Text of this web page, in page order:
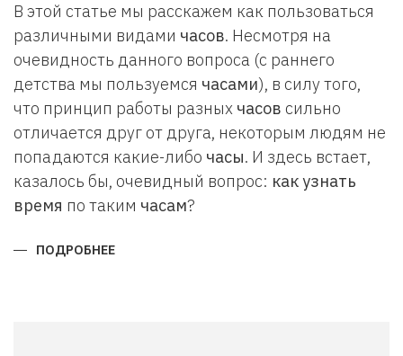
В этой статье мы расскажем как пользоваться
различными видами часов. Несмотря на
очевидность данного вопроса (с раннего
детства мы пользуемся часами), в силу того,
что принцип работы разных часов сильно
отличается друг от друга, некоторым людям не
попадаются какие-либо часы. И здесь встает,
казалось бы, очевидный вопрос: как узнать
время по таким часам?
ПОДРОБНЕЕ